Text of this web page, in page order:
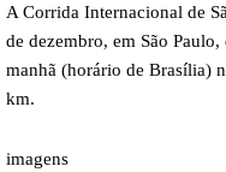
A Corrida Internacional de
de dezembro, em São
manhã (horário de Brasília)
km.
imagens